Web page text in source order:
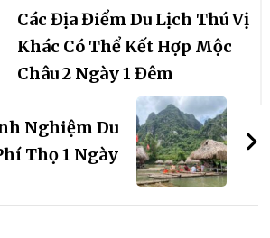
Các Địa Điểm Du Lịch Thú Vị
Khác Có Thể Kết Hợp Mộc
Châu 2 Ngày 1 Đêm
Nghiệm Du
Thọ 1 Ngày